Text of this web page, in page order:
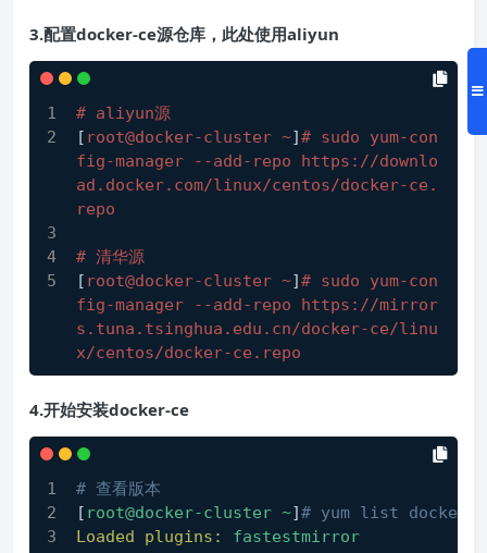
3.配置docker-ce源仓库，此处使用aliyun
# aliyun源
[ root@docker-cluster ~]# sudo yum-con
fig-manager --add-repo https://downlo
ad.docker.com/linux/centos/docker-ce.
repo
# 清华源
[ root@docker-cluster ~]# sudo yum-con
fig-manager --add-repo https://mirror
s.tuna.tsinghua.edu.cn/docker-ce/linu
x/centos/docker-ce.repo
4.开始安装docker-ce
# 查看版本
[ root@docker-cluster ~]# yum list docker-
Loaded plugins:
fastestmirror